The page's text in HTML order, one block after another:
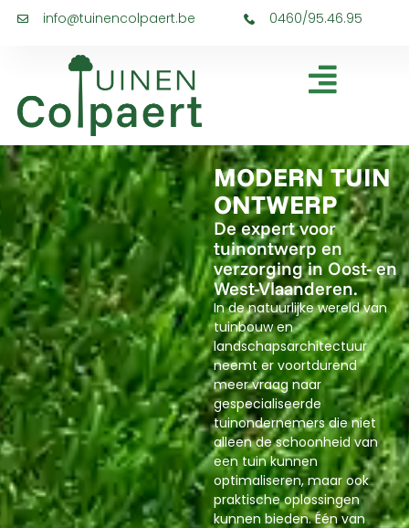
info@tuinencolpaert.be 0460/95.46.95
MODERN TUIN
ONTWERP
De expert voor
tuinontwerp en
verzorging in Oost- en
West-Vlaanderen.
In de natuurlijke wereld van
tuinbouw en
landschapsarchitectuur
neemt er voortdurend
meer vraag naar
gespecialiseerde
tuinondernemers die niet
alleen de schoonheid van
een tuin kunnen
optimaliseren, maar ook
praktische oplossingen
kunnen bieden. Één van